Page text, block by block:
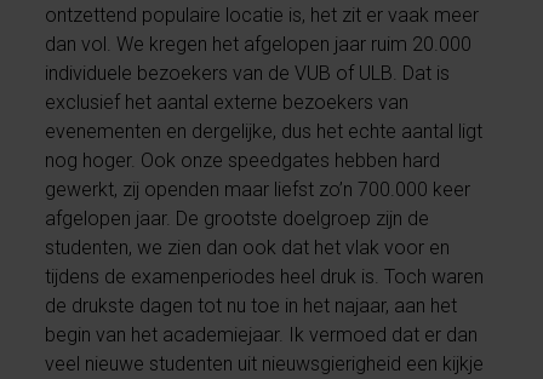
ontzettend populaire locatie is, het zit er vaak meer
dan vol. We kregen het afgelopen jaar ruim 20.000
individuele bezoekers van de VUB of ULB. Dat is
exclusief het aantal externe bezoekers van
evenementen en dergelijke, dus het echte aantal ligt
nog hoger. Ook onze speedgates hebben hard
gewerkt, zij openden maar liefst zo’n 700.000 keer
afgelopen jaar. De grootste doelgroep zijn de
studenten, we zien dan ook dat het vlak voor en
tijdens de examenperiodes heel druk is. Toch waren
de drukste dagen tot nu toe in het najaar, aan het
begin van het academiejaar. Ik vermoed dat er dan
veel nieuwe studenten uit nieuwsgierigheid een kijkje